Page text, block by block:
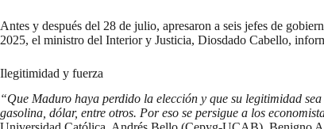
Antes y después del 28 de julio, apresaron a seis jefes de
2025, el ministro del Interior y Justicia, Diosdado Cabello,
Ilegitimidad y fuerza
“Que Maduro haya perdido la elección y que su legitimidad
gasolina, dólar, entre otros. Por eso se persigue a los